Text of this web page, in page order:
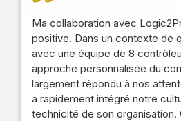
Ma collaboration avec
positive. Dans un contexte de
avec une équipe de 8
approche personnalisée du
largement répondu à nos
a rapidement intégré notre
technicité de son organisation.